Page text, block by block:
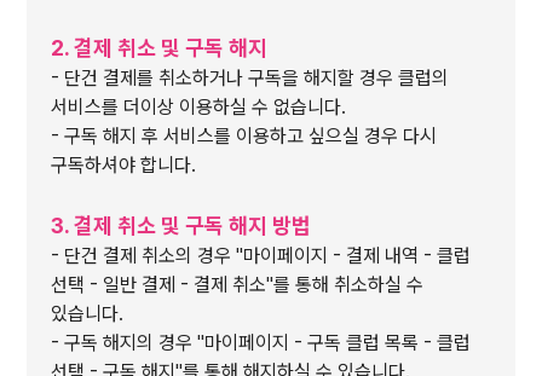
2. 결제 취소 및 구독 해지
- 단건 결제를 취소하거나 구독을 해지할 경우 클럽의
서비스를 더이상 이용하실 수 없습니다.
- 구독 해지 후 서비스를 이용하고 싶으실 경우 다시
구독하셔야 합니다.
3. 결제 취소 및 구독 해지 방법
- 단건 결제 취소의 경우 "마이페이지 - 결제 내역 - 클럽
선택 - 일반 결제 - 결제 취소"를 통해 취소하실 수
있습니다.
- 구독 해지의 경우 "마이페이지 - 구독 클럽 목록 - 클럽
선택 - 구독 해지"를 통해 해지하실 수 있습니다.